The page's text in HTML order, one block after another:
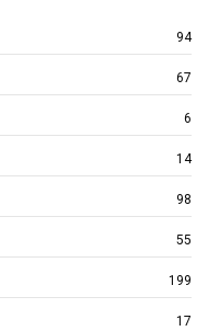
94
67
6
14
98
55
199
17